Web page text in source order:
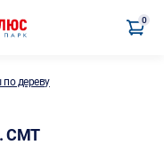
0
дереву
CMT